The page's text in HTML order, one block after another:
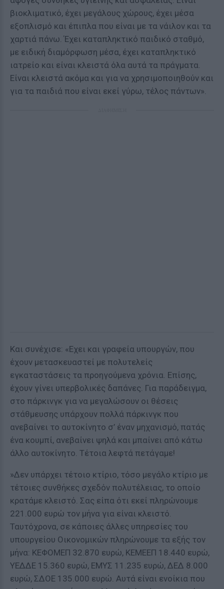
βιοκλιματικό, έχει μεγάλους χώρους, έχει μέσα
εξοπλισμό και έπιπλα που είναι με τα νάιλον και τα
χαρτιά πάνω. Έχει καταπληκτικό παιδικό σταθμό,
με ειδική διαμόρφωση μέσα, έχει καταπληκτικό
ιατρείο και είναι κλειστά όλα αυτά τα πράγματα.
Είναι κλειστά ακόμα και για να χρησιμοποιηθούν και
για τα παιδιά που είναι εκεί γύρω, τέλος πάντων».
Και συνέχισε: «Εχει και γραφεία υπουργών, που
έχουν μετασκευαστεί με πολυτελείς
εγκαταστάσεις τα προηγούμενα χρόνια. Επίσης,
έχουν γίνει υπερβολικές δαπάνες. Για παράδειγμα,
στο πάρκινγκ για να μεγαλώσουν οι θέσεις
στάθμευσης υπάρχουν πολλά πάρκινγκ που
ανεβαίνει το αυτοκίνητο σ’ έναν μηχανισμό, πατάς
ένα κουμπί, ανεβαίνει ψηλά και μπαίνει από κάτω
άλλο αυτοκίνητο. Τέτοια λεφτά πετάγαμε!
»Δεν υπάρχει τέτοιο κτίριο, τόσο μεγάλο κτίριο με
τέτοιες συνθήκες σχεδόν πολυτέλειας, το οποίο
κρατάμε κλειστό. Σας είπα ότι εκεί πληρώνουμε
221.000 ευρώ τον μήνα για είναι κλειστό.
Ταυτόχρονα, σε κάποιες άλλες υπηρεσίες του
υπουργείου Οικονομικών πληρώνουμε τα εξής τον
μήνα: ΚΕΦΟΜΕΠ 32.870 ευρώ, ΚΕΜΕΕΠ 18.440 ευρώ,
ΥΕΔΔΕ 15.360 ευρώ, ΕΜΥΣ 11.235 ευρώ, ΔΕΔ 8.000
ευρώ, ΣΔΟΕ 135.000 ευρώ. Αυτά είναι ενοίκια που